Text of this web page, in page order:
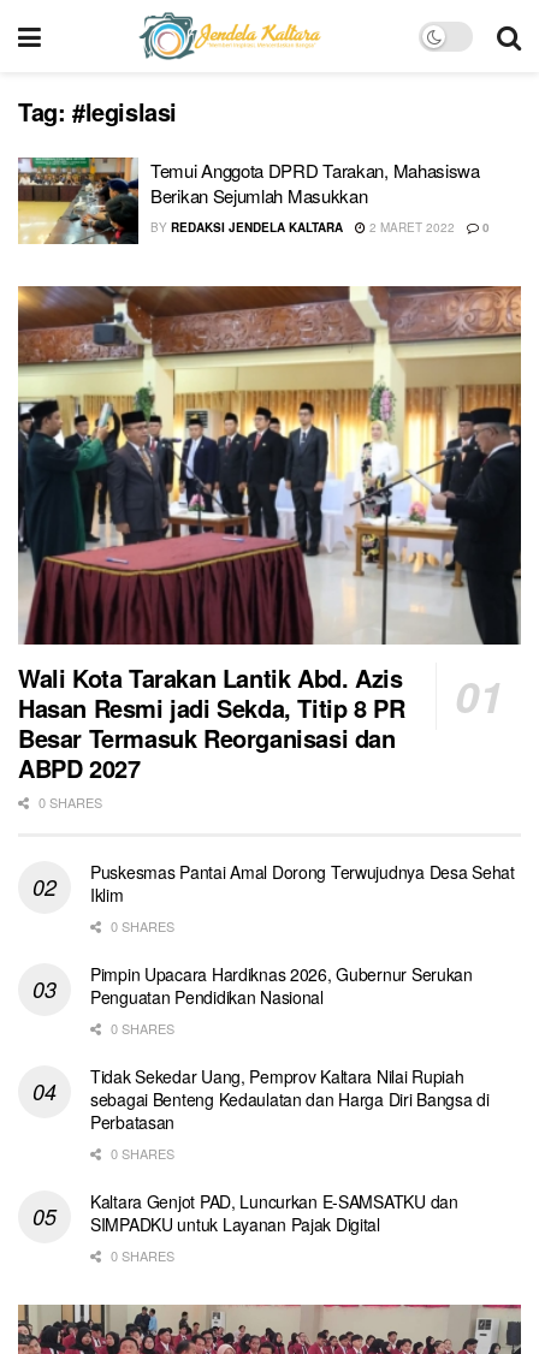
Tag: #legislasi
Temui Anggota DPRD Tarakan, Mahasiswa
Berikan Sejumlah Masukkan
BY REDAKSI JENDELA KALTARA 2 MARET 2022 0
Wali Kota Tarakan Lantik Abd. Azis
Hasan Resmi jadi Sekda, Titip 8 PR
Besar Termasuk Reorganisasi dan
ABPD 2027
0 SHARES
Puskesmas Pantai Amal Dorong Terwujudnya Desa Sehat
Iklim
0 SHARES
Pimpin Upacara Hardiknas 2026, Gubernur Serukan
Penguatan Pendidikan Nasional
0 SHARES
Tidak Sekedar Uang, Pemprov Kaltara Nilai Rupiah
sebagai Benteng Kedaulatan dan Harga Diri Bangsa di
Perbatasan
0 SHARES
Kaltara Genjot PAD, Luncurkan E-SAMSATKU dan
SIMPADKU untuk Layanan Pajak Digital
0 SHARES